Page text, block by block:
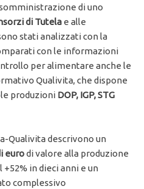
di uno
di Tutela e alle
stati analizzati con la
con le informazioni
per alimentare anche le
Qualivita, che dispone
produzioni DOP, IGP, STG
Qualivita descrivono un
eurodi valore alla produzione
+52% in dieci anni e un
complessivo